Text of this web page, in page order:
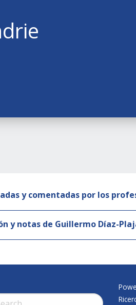
y comentadas por los
y notas de Guillermo Díaz-